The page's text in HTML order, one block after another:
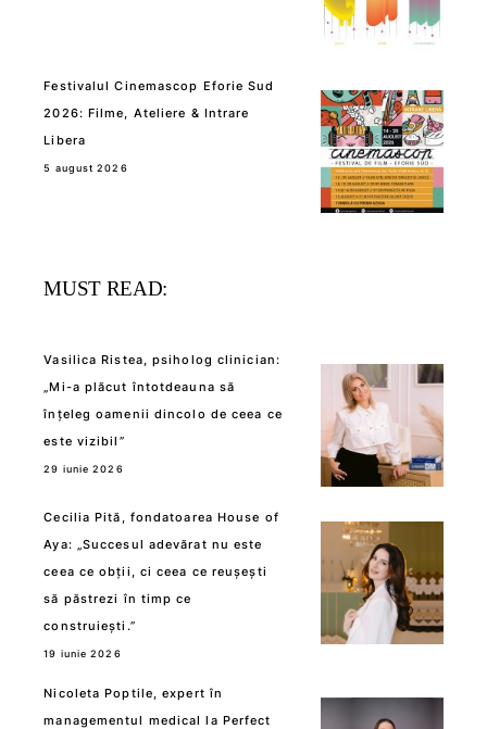
Festivalul Cinemascop Eforie Sud
2026: Filme, Ateliere & Intrare
Libera
5 august 2026
MUST READ:
Vasilica Ristea, psiholog clinician:
„Mi-a plăcut întotdeauna să
înțeleg oamenii dincolo de ceea ce
este vizibil”
29 iunie 2026
Cecilia Pită, fondatoarea House of
Aya: „Succesul adevărat nu este
ceea ce obții, ci ceea ce reușești
să păstrezi în timp ce
construiești.”
19 iunie 2026
Nicoleta Poptile, expert în
managementul medical la Perfect